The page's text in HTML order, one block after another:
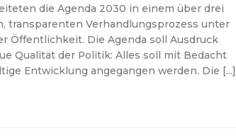
die Agenda 2030 in einem über drei
transparenten Verhandlungsprozess unter
Öffentlichkeit. Die Agenda soll Ausdruck
Qualität der Politik: Alles soll mit Bedacht
Entwicklung angegangen werden. Die […]